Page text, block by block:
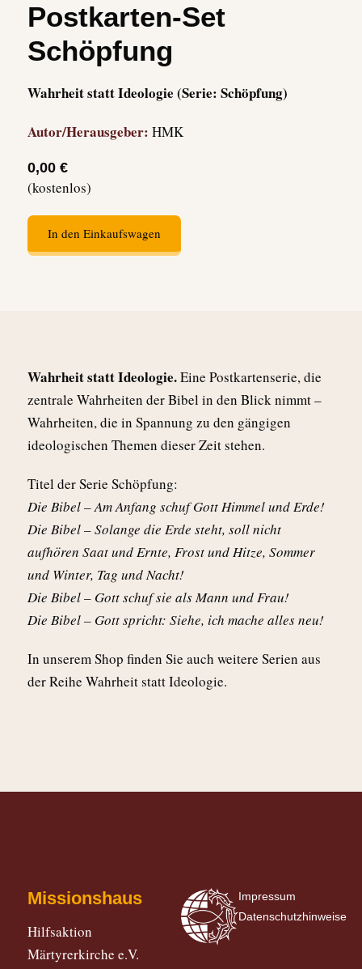
Postkarten-Set
Schöpfung
Wahrheit statt Ideologie (Serie: Schöpfung)
Autor/Herausgeber: HMK
0,00 €
(kostenlos)
In den Einkaufswagen
Wahrheit statt Ideologie.Eine Postkartenserie, die
zentrale Wahrheiten der Bibel in den Blick nimmt –
Wahrheiten, die in Spannung zu den gängigen
ideologischen Themen dieser Zeit stehen.
Titel der Serie Schöpfung:
Die Bibel – Am Anfang schuf Gott Himmel und Erde!
Die Bibel – Solange die Erde steht, soll nicht
aufhören Saat und Ernte, Frost und Hitze, Sommer
und Winter, Tag und Nacht!
Die Bibel – Gott schuf sie als Mann und Frau!
Die Bibel – Gott spricht: Siehe, ich mache alles neu!
In unserem Shop finden Sie auch weitere Serien aus
der Reihe Wahrheit statt Ideologie.
Missionshaus
Hilfsaktion
Märtyrerkirche e.V.
Impressum
Datenschutzhinweise